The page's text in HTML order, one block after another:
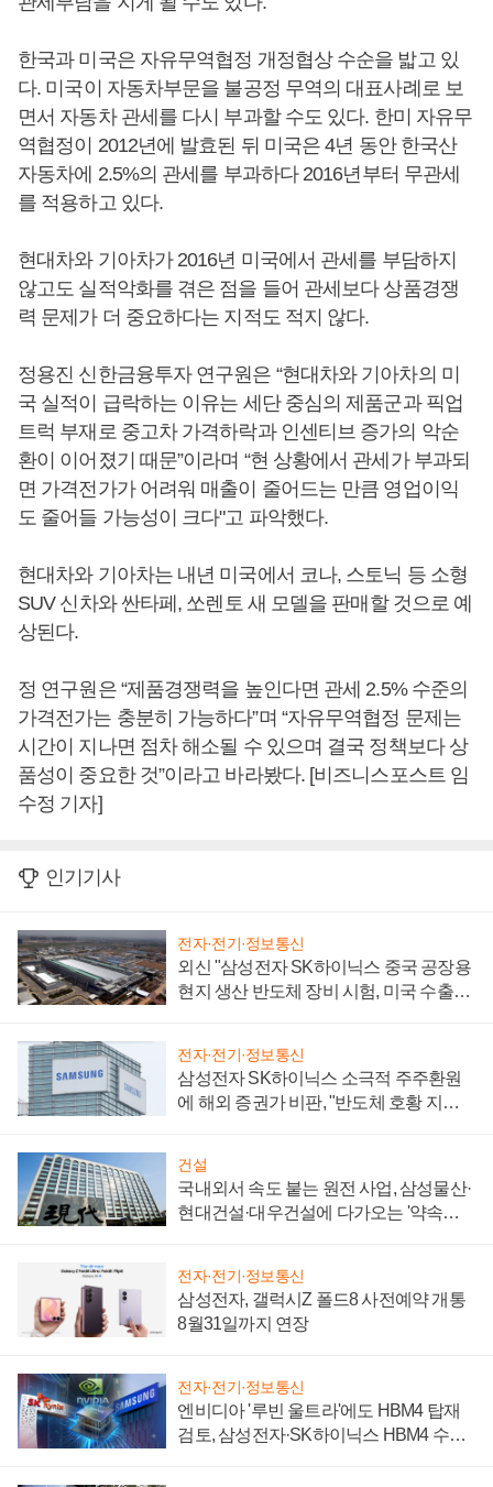
한국과 미국은 자유무역협정 개정협상 수순을 밟고 있
다. 미국이 자동차부문을 불공정 무역의 대표사례로 보
면서 자동차 관세를 다시 부과할 수도 있다. 한미 자유무
역협정이 2012년에 발효된 뒤 미국은 4년 동안 한국산
자동차에 2.5%의 관세를 부과하다 2016년부터 무관세
를 적용하고 있다.
현대차와 기아차가 2016년 미국에서 관세를 부담하지
않고도 실적악화를 겪은 점을 들어 관세보다 상품경쟁
력 문제가 더 중요하다는 지적도 적지 않다.
정용진 신한금융투자 연구원은 “현대차와 기아차의 미
국 실적이 급락하는 이유는 세단 중심의 제품군과 픽업
트럭 부재로 중고차 가격하락과 인센티브 증가의 악순
환이 이어졌기 때문”이라며 “현 상황에서 관세가 부과되
면 가격전가가 어려워 매출이 줄어드는 만큼 영업이익
도 줄어들 가능성이 크다"고 파악했다.
현대차와 기아차는 내년 미국에서 코나, 스토닉 등 소형
SUV 신차와 싼타페, 쏘렌토 새 모델을 판매할 것으로 예
상된다.
정 연구원은 “제품경쟁력을 높인다면 관세 2.5% 수준의
가격전가는 충분히 가능하다”며 “자유무역협정 문제는
시간이 지나면 점차 해소될 수 있으며 결국 정책보다 상
품성이 중요한 것”이라고 바라봤다. [비즈니스포스트 임
수정 기자]
인기기사
전자·전기·정보통신
외신 "삼성전자 SK하이닉스 중국 공장용
현지 생산 반도체 장비 시험, 미국 수출통
전자·전기·정보통신
삼성전자 SK하이닉스 소극적 주주환원
에 해외 증권가 비판, "반도체 호황 지속
건설
국내외서 속도 붙는 원전 사업, 삼성물산·
현대건설·대우건설에 다가오는 '약속의
전자·전기·정보통신
삼성전자, 갤럭시Z 폴드8 사전예약 개통
8월31일까지 연장
전자·전기·정보통신
엔비디아 '루빈 울트라'에도 HBM4 탑재
검토, 삼성전자·SK하이닉스 HBM4 수율